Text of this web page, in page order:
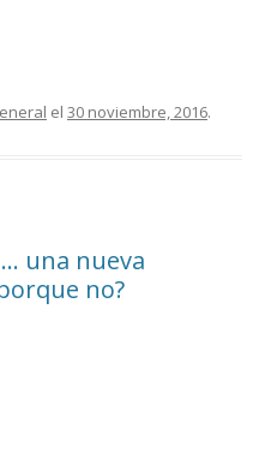
el 30 noviembre, 2016.
una nueva
no?